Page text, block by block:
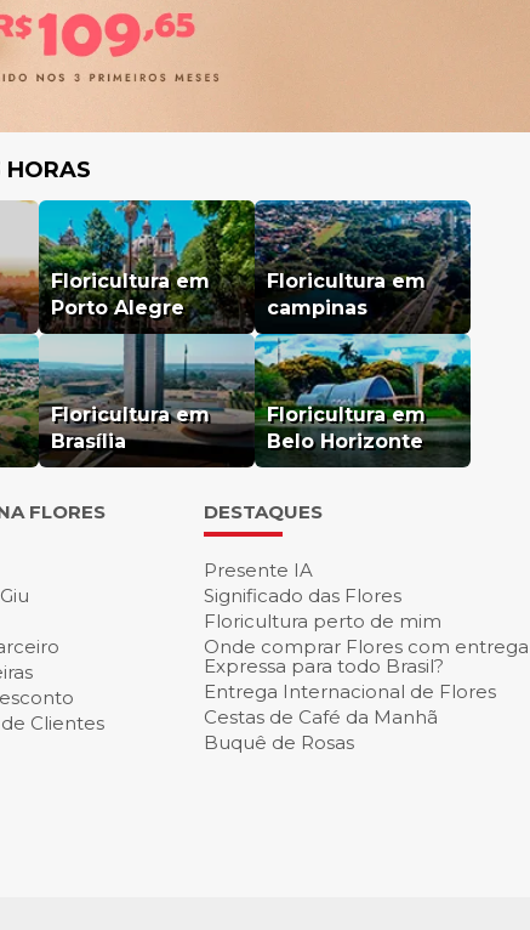
HORAS
Floricultura em
Porto Alegre
Floricultura em
campinas
Floricultura em
Brasília
Floricultura em
Belo Horizonte
FLORES
Clientes
DESTAQUES
Presente IA
Significado das Flores
Floricultura perto de mim
Onde comprar Flores com entrega
Expressa para todo Brasil?
Entrega Internacional de Flores
Cestas de Café da Manh
Buquê de Rosas